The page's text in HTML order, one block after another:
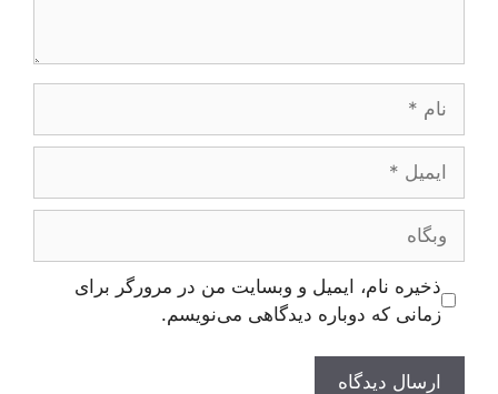
وبگاه
ذخیره نام، ایمیل و وبسایت من در مرورگر برای
زمانی که دوباره دیدگاهی می‌نویسم.